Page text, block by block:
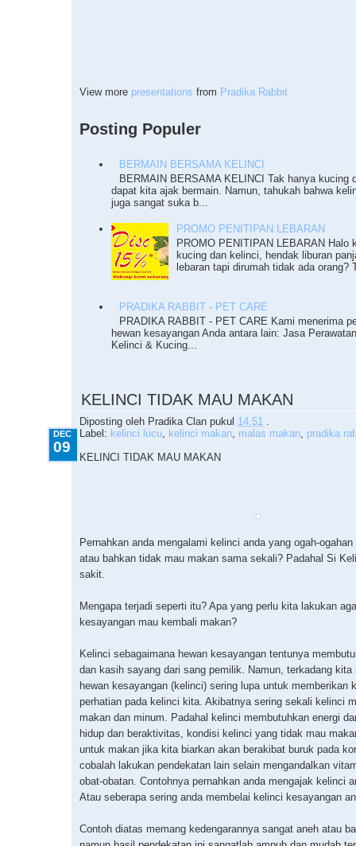
View more presentations from Pradika Rabbit
Posting Populer
BERMAIN BERSAMA KELINCI
BERMAIN BERSAMA KELINCI Tak hanya kucing
dapat kita ajak bermain. Namun, tahukah bahwa
juga sangat suka b...
PROMO PENITIPAN LEBARAN
PROMO PENITIPAN LEBARAN Halo
kucing dan kelinci, hendak liburan
lebaran tapi dirumah tidak ada orang?
PRADIKA RABBIT - PET CARE
PRADIKA RABBIT - PET CARE Kami menerima
hewan kesayangan Anda antara lain: Jasa
Kelinci & Kucing...
KELINCI TIDAK MAU MAKAN
Diposting oleh Pradika Clan pukul 14.51 .
DEC
09
Label: kelinci lucu, kelinci makan, malas makan, pradika
KELINCI TIDAK MAU MAKAN
Pernahkan anda mengalami kelinci anda yang ogah-
atau bahkan tidak mau makan sama sekali? Padahal Si
sakit.
Mengapa terjadi seperti itu? Apa yang perlu kita lakukan
kesayangan mau kembali makan?
Kelinci sebagaimana hewan kesayangan tentunya
dan kasih sayang dari sang pemilik. Namun, terkadang kita
hewan kesayangan (kelinci) sering lupa untuk memberikan
perhatian pada kelinci kita. Akibatnya sering sekali kelinci
makan dan minum. Padahal kelinci membutuhkan energi
hidup dan beraktivitas, kondisi kelinci yang tidak mau
untuk makan jika kita biarkan akan berakibat buruk pada
cobalah lakukan pendekatan lain selain mengandalkan
obat-obatan. Contohnya pernahkan anda mengajak kelinci
Atau seberapa sering anda membelai kelinci kesayangan
Contoh diatas memang kedengarannya sangat aneh atau